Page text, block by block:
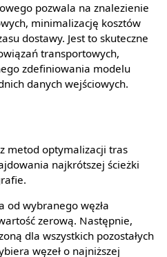
pozwala na znalezienie
minimalizację kosztów
dostawy. Jest to skuteczne
transportowych,
zdefiniowania modelu
danych wejściowych.
metod optymalizacji tras
najkrótszej ścieżki
od wybranego węzła
zerową. Następnie,
dla wszystkich pozostałych
węzeł o najniższej